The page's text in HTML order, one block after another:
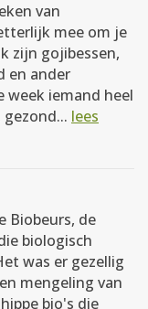
van
mee om je
zijn gojibessen,
en ander
week iemand heel
lees
Biobeurs, de
biologisch
was er gezellig
mengeling van
bio's die